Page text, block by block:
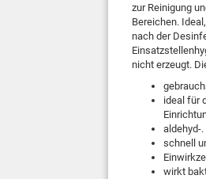
zur Reinigung
Bereichen.
nach der
nicht erzeugt.
ideal für
aldehyd-.
schnell
wirkt